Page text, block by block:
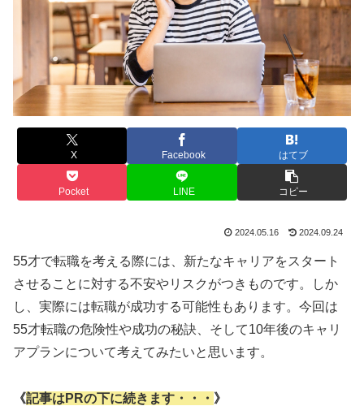
X Facebook はてブ
Pocket LINE コピー
2024.05.16 2024.09.24
55才で転職を考える際には、新たなキャリアをスタート
させることに対する不安やリスクがつきものです。しか
し、実際には転職が成功する可能性もあります。今回は
55才転職の危険性や成功の秘訣、そして10年後のキャリ
アプランについて考えてみたいと思います。
《記事はPRの下に続きます・・・ 》